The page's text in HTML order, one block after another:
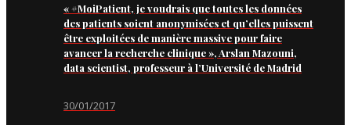
« #MoiPatient, je voudrais que toutes les données
des patients soient anonymisées et qu’elles puissent
être exploitées de manière massive pour faire
avancer la recherche clinique », Arslan Mazouni,
data scientist, professeur à l’Université de Madrid
30/01/2017